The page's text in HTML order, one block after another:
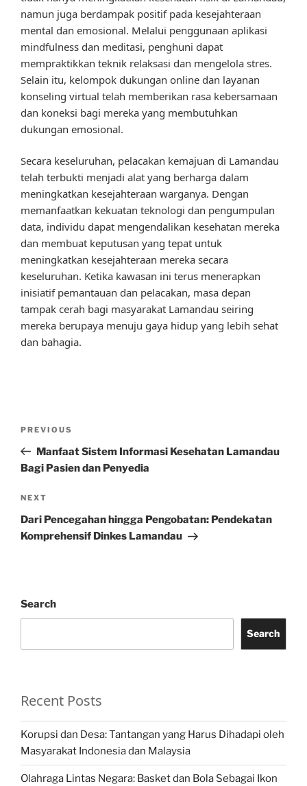
namun juga berdampak positif pada kesejahteraan
mental dan emosional. Melalui penggunaan aplikasi
mindfulness dan meditasi, penghuni dapat
mempraktikkan teknik relaksasi dan mengelola stres.
Selain itu, kelompok dukungan online dan layanan
konseling virtual telah memberikan rasa kebersamaan
dan koneksi bagi mereka yang membutuhkan
dukungan emosional.
Secara keseluruhan, pelacakan kemajuan di Lamandau
telah terbukti menjadi alat yang berharga dalam
meningkatkan kesejahteraan warganya. Dengan
memanfaatkan kekuatan teknologi dan pengumpulan
data, individu dapat mengendalikan kesehatan mereka
dan membuat keputusan yang tepat untuk
meningkatkan kesejahteraan mereka secara
keseluruhan. Ketika kawasan ini terus menerapkan
inisiatif pemantauan dan pelacakan, masa depan
tampak cerah bagi masyarakat Lamandau seiring
mereka berupaya menuju gaya hidup yang lebih sehat
dan bahagia.
Previous
Post
PREVIOUS
Manfaat Sistem Informasi Kesehatan Lamandau
Bagi Pasien dan Penyedia
Next
Post
NEXT
Dari Pencegahan hingga Pengobatan: Pendekatan
Komprehensif Dinkes Lamandau
Search
Search
Recent Posts
Korupsi dan Desa: Tantangan yang Harus Dihadapi oleh
Masyarakat Indonesia dan Malaysia
Olahraga Lintas Negara: Basket dan Bola Sebagai Ikon